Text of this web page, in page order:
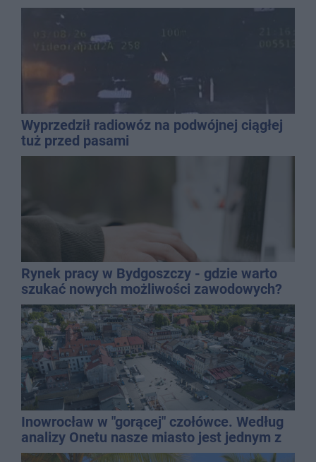
wielu stylizacji
Wyprzedził radiowóz na podwójnej ciągłej
tuż przed pasami
Rynek pracy w Bydgoszczy - gdzie warto
szukać nowych możliwości zawodowych?
Inowrocław w "gorącej" czołówce. Według
analizy Onetu nasze miasto jest jednym z
najbardziej narażonych na upały